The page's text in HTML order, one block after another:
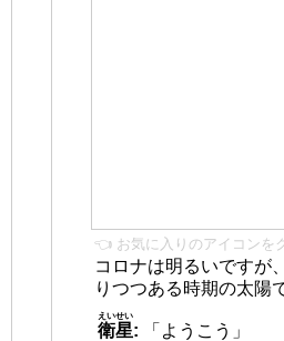
👈 お気に入りのアイコンを
コロナは明るいですが
りつつある時期の太陽
衛星
えいせい
:
「ようこう」